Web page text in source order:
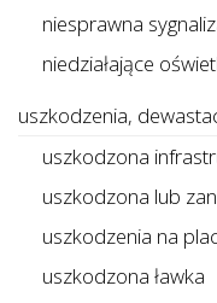
niesprawna
niedziałające
uszkodzenia,
uszkodzona
uszkodzona lub
uszkodzenia na
uszkodzona ławka